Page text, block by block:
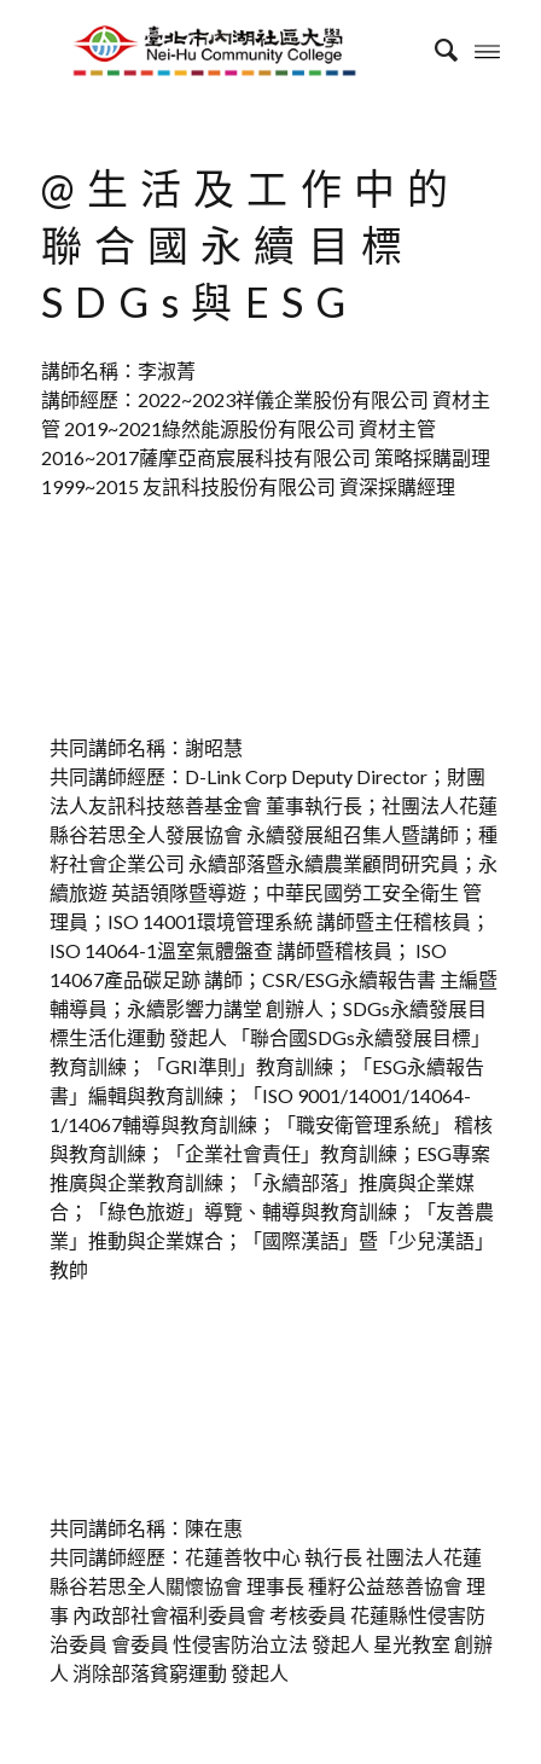
@生活及工作中的
聯合國永續目標
SDGs與ESG
講師名稱：李淑菁
講師經歷：2022~2023祥儀企業股份有限公司 資材主
管 2019~2021綠然能源股份有限公司 資材主管
2016~2017薩摩亞商宸展科技有限公司 策略採購副理
1999~2015 友訊科技股份有限公司 資深採購經理
共同講師名稱：謝昭慧
共同講師經歷：D-Link Corp Deputy Director；財團
法人友訊科技慈善基金會 董事執行長；社團法人花蓮
縣谷若思全人發展協會 永續發展組召集人暨講師；種
籽社會企業公司 永續部落暨永續農業顧問研究員；永
續旅遊 英語領隊暨導遊；中華民國勞工安全衛生 管
理員；ISO 14001環境管理系統 講師暨主任稽核員；
ISO 14064-1溫室氣體盤查 講師暨稽核員； ISO
14067產品碳足跡 講師；CSR/ESG永續報告書 主編暨
輔導員；永續影響力講堂 創辦人；SDGs永續發展目
標生活化運動 發起人 「聯合國SDGs永續發展目標」
教育訓練；「GRI準則」教育訓練；「ESG永續報告
書」編輯與教育訓練；「ISO 9001/14001/14064-
1/14067輔導與教育訓練；「職安衛管理系統」 稽核
與教育訓練；「企業社會責任」教育訓練；ESG專案
推廣與企業教育訓練；「永續部落」推廣與企業媒
合；「綠色旅遊」導覽、輔導與教育訓練；「友善農
業」推動與企業媒合；「國際漢語」暨「少兒漢語」
教帥
共同講師名稱：陳在惠
共同講師經歷：花蓮善牧中心 執行長 社團法人花蓮
縣谷若思全人關懷協會 理事長 種籽公益慈善協會 理
事 內政部社會福利委員會 考核委員 花蓮縣性侵害防
治委員 會委員 性侵害防治立法 發起人 星光教室 創辦
人 消除部落貧窮運動 發起人